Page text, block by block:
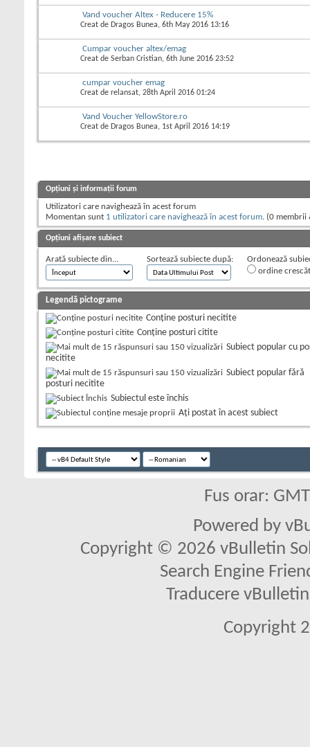
Vand voucher Altex - Reducere 15%
Creat de Dragos Bunea, 6th May 2016 13:16
Cumpar voucher altex/emag
Creat de Serban Cristian, 6th June 2016 23:52
cumpar voucher emag
Creat de relansat, 28th April 2016 01:24
Vand Voucher YellowStore.ro
Creat de Dragos Bunea, 1st April 2016 14:19
Opțiuni și informații forum
Utilizatori care navighează în acest forum
Momentan sunt 1 utilizatori care navighează în acest forum. (0 membrii
Opțiuni afișare subiect
Arată subiecte din... Sortează subiecte după:
Ordonează
ordine
Legendă pictograme
Conține posturi necitite
Conține posturi citite
Subiect popular cu
necitite
Subiect popular fără
posturi necitite
Subiectul este închis
Aţi postat în acest subiect
Fus orar:
Powered by
Copyright © 2026 vBulletin
Search Engine
Traducere
Copyright